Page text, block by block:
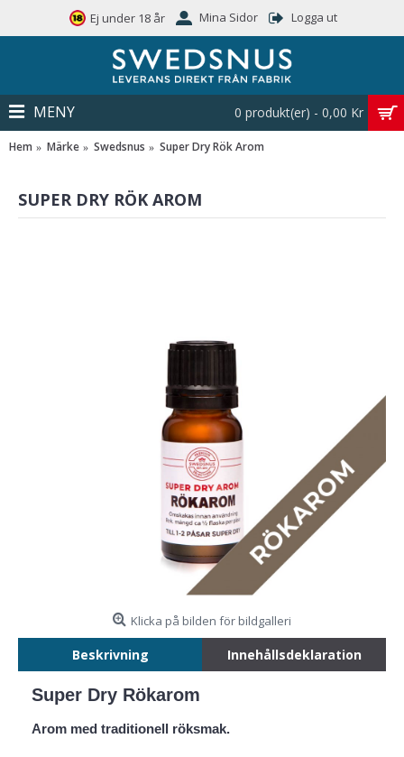
Ej under 18 år Mina Sidor Logga ut
0 produkt(er) - 0,00 Kr
MENY
Hem Märke Swedsnus Super Dry Rök Arom
SUPER DRY RÖK AROM
Klicka på bilden för bildgalleri
Beskrivning Innehållsdeklaration
Super Dry Rökarom
Arom med traditionell röksmak.